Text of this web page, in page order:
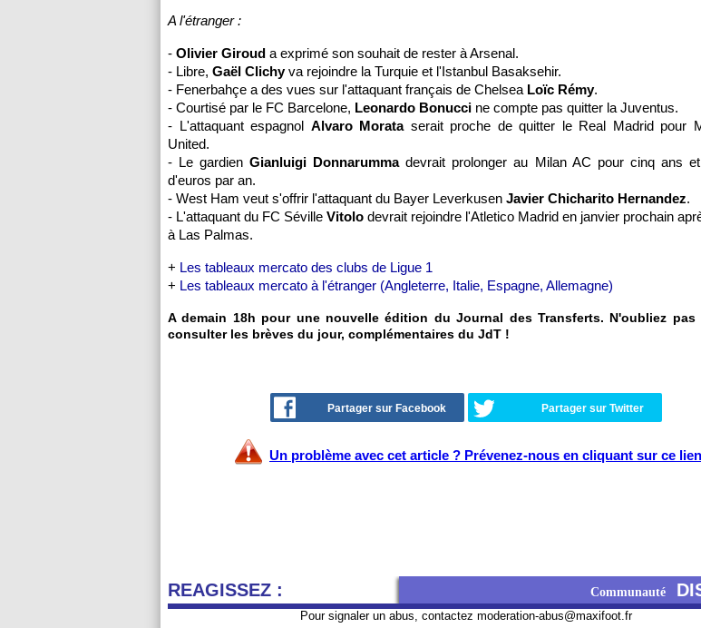
A l'étranger :
- Olivier Giroud a exprimé son souhait de rester à Arsenal.
- Libre, Gaël Clichyva rejoindre la Turquie et l'Istanbul Basaksehir.
- Fenerbahçe a des vues sur l'attaquant français de Chelsea Loïc Rémy.
- Courtisé par le FC Barcelone, Leonardo Bonucci ne compte pas quitter la Juventus.
- L'attaquant espagnol Alvaro Morataserait proche de quitter le Real Madrid pour
United.
- Le gardienGianluigi Donnarummadevrait prolonger au Milan AC pour cinq ans
d'euros par an.
- West Ham veut s'offrir l'attaquant du Bayer Leverkusen Javier Chicharito Hernandez.
- L'attaquant du FC Séville Vitolo devrait rejoindre l'Atletico Madrid en janvier prochain
à Las Palmas.
+ Les tableaux mercato des clubs de Ligue 1
+ Les tableaux mercato à l'étranger (Angleterre, Italie, Espagne, Allemagne)
A demain 18h pour une nouvelle édition du Journal des Transferts. N'oubliez
consulter les brèves du jour, complémentaires du JdT !
Partager sur Facebook Partager sur Twitter
Un problème avec cet article ? Prévenez-nous en cliquant sur ce lien
REAGISSEZ : Communauté
Pour signaler un abus, contactez moderation-abus@maxifoot.fr